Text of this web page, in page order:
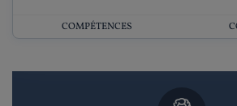
COMPÉTENCES